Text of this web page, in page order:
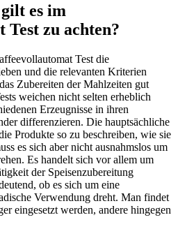
es im
zu achten?
Test die
und die relevanten Kriterien
Zubereiten der Mahlzeiten gut
weichen nicht selten erheblich
Erzeugnisse in ihren
differenzieren. Die hauptsächliche
Produkte so zu beschreiben, wie sie
es sich aber nicht ausnahmslos um
Es handelt sich vor allem um
der Speisenzubereitung
ob es sich um eine
Verwendung dreht. Man findet
eingesetzt werden, andere hingegen